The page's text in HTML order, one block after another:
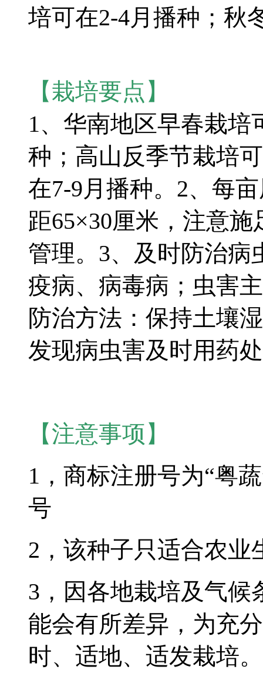
培可在2-4月播种；秋
【栽培要点】
1、华南地区早春栽培
种；高山反季节栽培
在7-9月播种。2、每
距65×30厘米，注意
管理。3、及时防治病
疫病、病毒病；虫害
防治方法：保持土壤
发现病虫害及时用药
【注意事项】
1，商标注册号为“粤
号
2，该种子只适合农业
3，因各地栽培及气候
能会有所差异，为充
时、适地、适发栽培。